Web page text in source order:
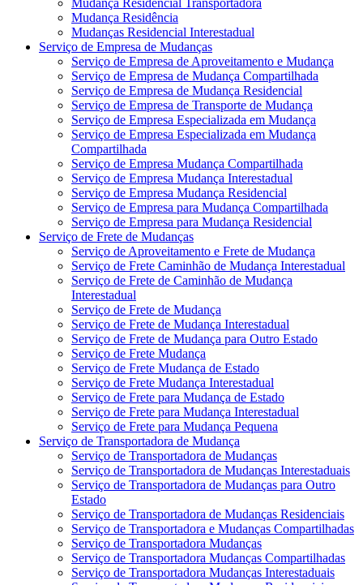
Mudança Residencial Transportadora
Mudança Residência
Mudanças Residencial Interestadual
Serviço de Empresa de Mudanças
Serviço de Empresa de Aproveitamento e Mudança
Serviço de Empresa de Mudança Compartilhada
Serviço de Empresa de Mudança Residencial
Serviço de Empresa de Transporte de Mudança
Serviço de Empresa Especializada em Mudança
Serviço de Empresa Especializada em Mudança
Compartilhada
Serviço de Empresa Mudança Compartilhada
Serviço de Empresa Mudança Interestadual
Serviço de Empresa Mudança Residencial
Serviço de Empresa para Mudança Compartilhada
Serviço de Empresa para Mudança Residencial
Serviço de Frete de Mudanças
Serviço de Aproveitamento e Frete de Mudança
Serviço de Frete Caminhão de Mudança Interestadual
Serviço de Frete de Caminhão de Mudança
Interestadual
Serviço de Frete de Mudança
Serviço de Frete de Mudança Interestadual
Serviço de Frete de Mudança para Outro Estado
Serviço de Frete Mudança
Serviço de Frete Mudança de Estado
Serviço de Frete Mudança Interestadual
Serviço de Frete para Mudança de Estado
Serviço de Frete para Mudança Interestadual
Serviço de Frete para Mudança Pequena
Serviço de Transportadora de Mudança
Serviço de Transportadora de Mudanças
Serviço de Transportadora de Mudanças Interestaduais
Serviço de Transportadora de Mudanças para Outro
Estado
Serviço de Transportadora de Mudanças Residenciais
Serviço de Transportadora e Mudanças Compartilhadas
Serviço de Transportadora Mudanças
Serviço de Transportadora Mudanças Compartilhadas
Serviço de Transportadora Mudanças Interestaduais